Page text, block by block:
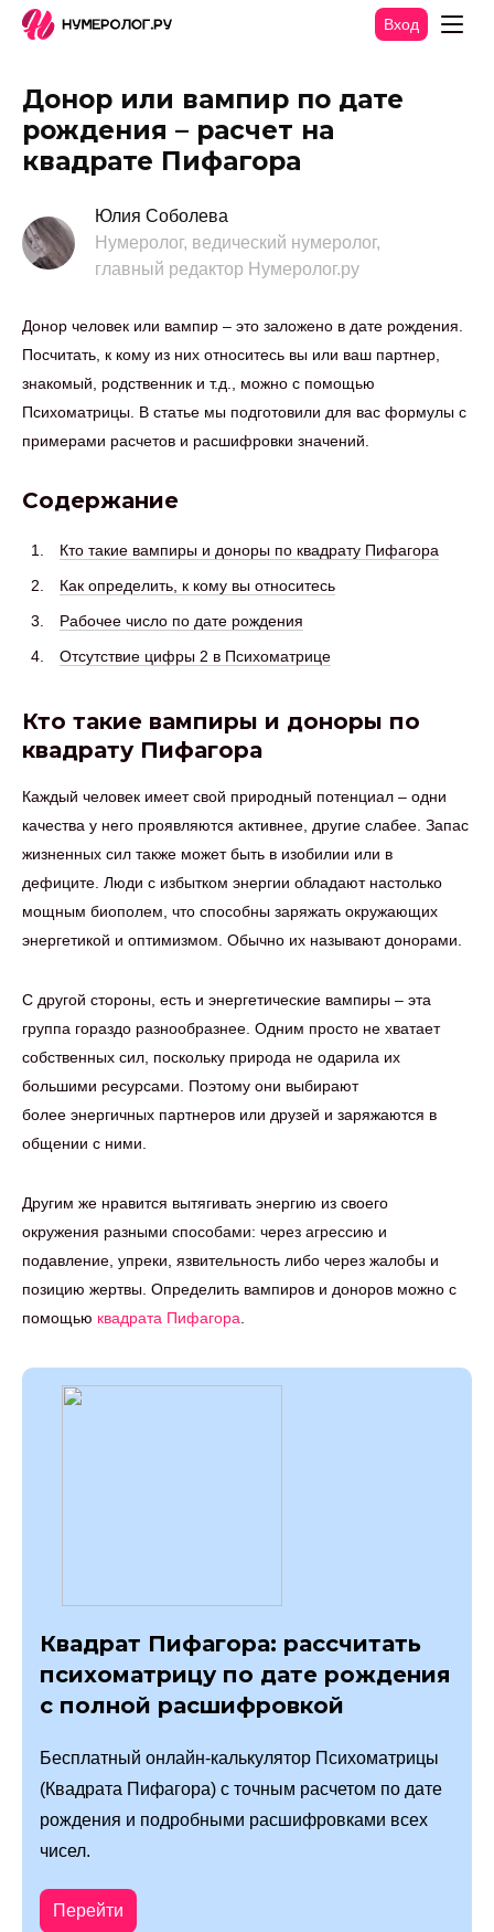
Вход
Донор или вампир по дате
рождения – расчет на
квадрате Пифагора
Юлия Соболева
Нумеролог, ведический нумеролог,
главный редактор Нумеролог.ру
Донор человек или вампир – это заложено в дате рождения.
Посчитать, к кому из них относитесь вы или ваш партнер,
знакомый, родственник и т.д., можно с помощью
Психоматрицы. В статье мы подготовили для вас формулы с
примерами расчетов и расшифровки значений.
Содержание
Кто такие вампиры и доноры по квадрату Пифагора
Как определить, к кому вы относитесь
Рабочее число по дате рождения
Отсутствие цифры 2 в Психоматрице
Кто такие вампиры и доноры по
квадрату Пифагора
Каждый человек имеет свой природный потенциал – одни
качества у него проявляются активнее, другие слабее. Запас
жизненных сил также может быть в изобилии или в
дефиците. Люди с избытком энергии обладают настолько
мощным биополем, что способны заряжать окружающих
энергетикой и оптимизмом. Обычно их называют донорами.
С другой стороны, есть и энергетические вампиры – эта
группа гораздо разнообразнее. Одним просто не хватает
собственных сил, поскольку природа не одарила их
большими ресурсами. Поэтому они выбирают
более энергичных партнеров или друзей и заряжаются в
общении с ними.
Другим же нравится вытягивать энергию из своего
окружения разными способами: через агрессию и
подавление, упреки, язвительность либо через жалобы и
позицию жертвы. Определить вампиров и доноров можно с
помощью квадрата Пифагора
Квадрат Пифагора: рассчитать
психоматрицу по дате рождения
с полной расшифровкой
Бесплатный онлайн-калькулятор Психоматрицы
(Квадрата Пифагора) с точным расчетом по дате
рождения и подробными расшифровками всех
чисел.
Перейти